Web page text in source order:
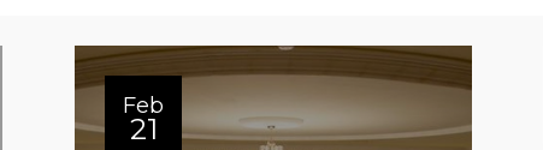
Feb
21